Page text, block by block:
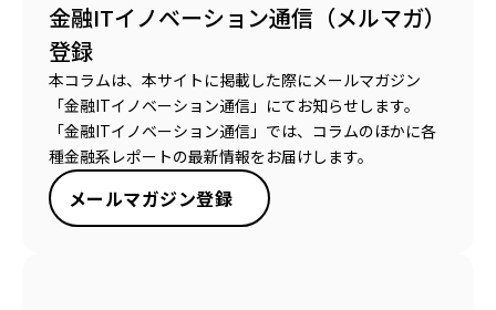
金融ITイノベーション通信（メルマガ）
登録
本コラムは、本サイトに掲載した際にメールマガジン
「金融ITイノベーション通信」にてお知らせします。
「金融ITイノベーション通信」では、コラムのほかに各
種金融系レポートの最新情報をお届けします。
メールマガジン登録